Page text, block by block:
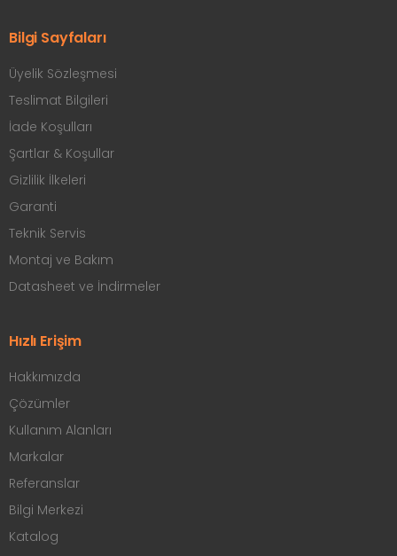
Bilgi Sayfaları
Üyelik Sözleşmesi
Teslimat Bilgileri
İade Koşulları
Şartlar & Koşullar
Gizlilik İlkeleri
Garanti
Teknik Servis
Montaj ve Bakım
Datasheet ve İndirmeler
Hızlı Erişim
Hakkımızda
Çözümler
Kullanım Alanları
Markalar
Referanslar
Bilgi Merkezi
Katalog